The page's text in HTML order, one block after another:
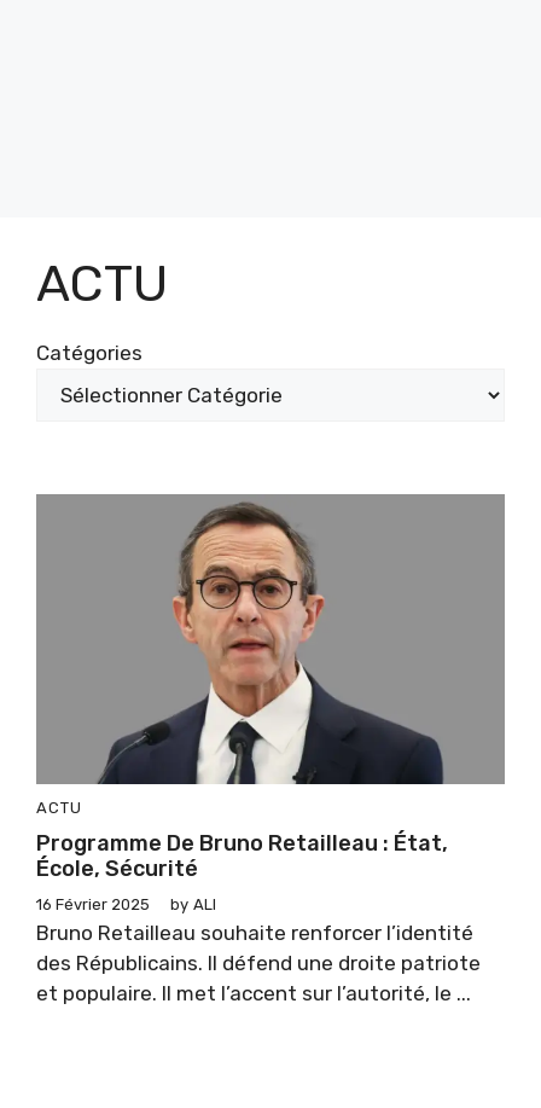
ACTU
Catégories
ACTU
Programme De Bruno Retailleau : État,
École, Sécurité
16 Février 2025 by ALI
Bruno Retailleau souhaite renforcer l’identité
des Républicains. Il défend une droite patriote
et populaire. Il met l’accent sur l’autorité, le ...